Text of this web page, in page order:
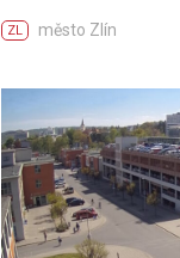
ZL město Zlín